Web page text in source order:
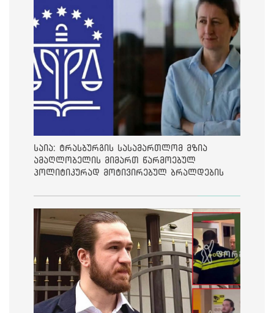
საია: ტრასბურგის სასამართლომ მზია
ამაღლობელის მიმართ წარმოებულ
პოლიტიკურად მოტივირებულ ბრალდების